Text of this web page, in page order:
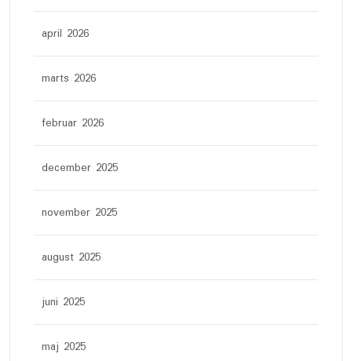
april 2026
marts 2026
februar 2026
december 2025
november 2025
august 2025
juni 2025
maj 2025